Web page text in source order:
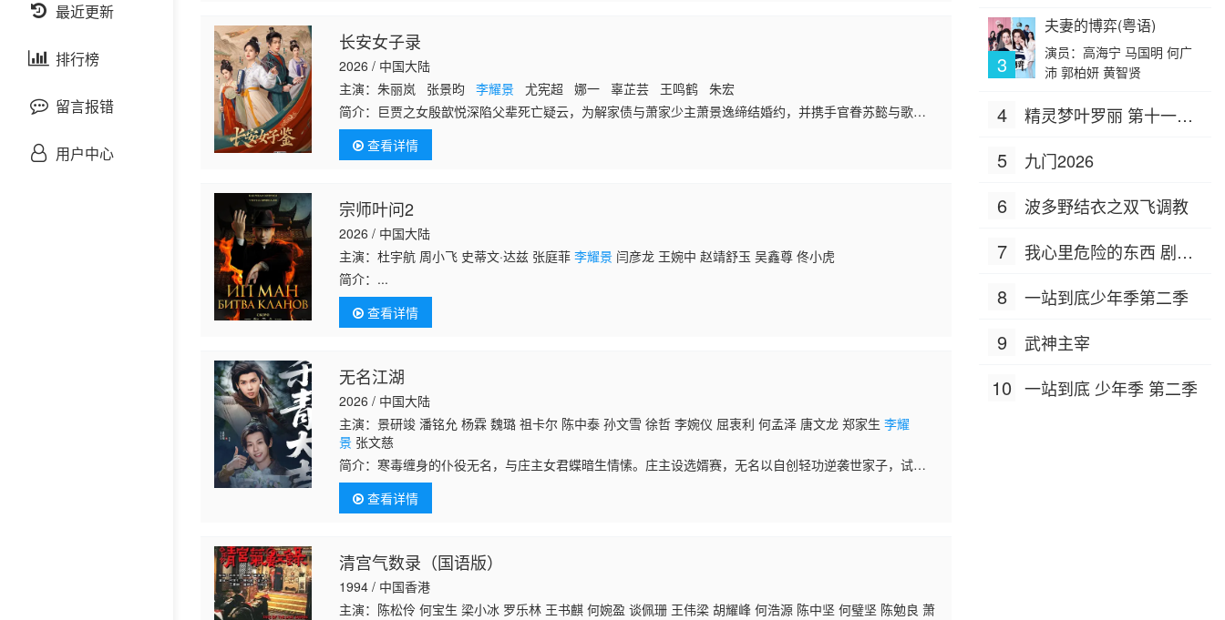
恐怖片
剧情片
战争片
悬疑片
欧美剧
泰国剧
港台综艺
欧美综艺
日韩动漫
欧美动漫
最近更新
排行榜
留言报错
用户中心
长安女子录
2026 / 中国大陆
主演：朱丽岚 张景昀李耀景 尤宪超 娜一 辜芷芸 王鸣鹤 朱宏
简介： 巨贾之女殷歆悦深陷父辈死亡疑云，为解家债与萧家少主萧景逸缔结婚约，并携手官眷苏懿与歌姬
林燕歌开设女子医馆以求破局。三人跨越阶级壁垒，以医术为刃对抗阴谋与偏见，终揭真相，收获尊严与
真情，亦改写了无数长安女子的命运。
查看详情
宗师叶问2
2026 / 中国大陆
主演：杜宇航 周小飞 史蒂文·达兹 张庭菲李耀景 闫彦龙 王婉中 赵靖舒玉 吴鑫尊 佟小虎
简介： ...
查看详情
无名江湖
2026 / 中国大陆
主演：景研竣 潘铭允 杨霖 魏璐 祖卡尔 陈中泰 孙文雪 徐哲 李婉仪 屈衷利 何孟泽 唐文龙 郑家生李耀
景 张文慈
简介：寒毒缠身的仆役无名，与庄主女君蝶暗生情愫。庄主设选婿赛，无名以自创轻功逆袭世家子，试毒
破寒毒，内力暴涨！庄主毁诺，二人毅然私奔。途遇神秘老者和盲眼剑客，客栈遭魔刀教围堵，盲眼人暗
中传招退敌。江湖暗涌，
查看详情
清宫气数录（国语版）
1994 / 中国香港
主演：陈松伶 何宝生 梁小冰 罗乐林 王书麒 何婉盈 谈佩珊 王伟梁 胡耀峰 何浩源 陈中坚 何璧坚 陈勉良 萧
3
夫妻的博弈(粤语)
演员：高海宁 马国明 何广
沛 郭柏妍 黄智贤
4
精灵梦叶罗丽 第十一季
5 九门2026
6 波多野结衣之双飞调教
7
我心里危险的东西 剧场
8 一站到底少年季第二季
9 武神主宰
10 一站到底 少年季 第二季